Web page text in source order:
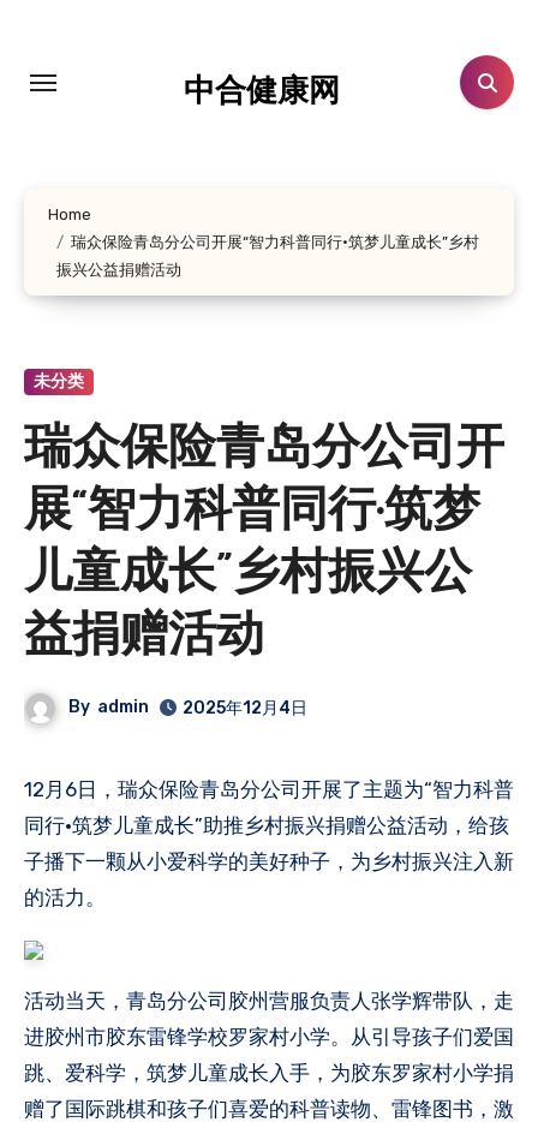
中合健康网
Home
瑞众保险青岛分公司开展“智力科普同行·筑梦儿童成长”乡村
振兴公益捐赠活动
未分类
瑞众保险青岛分公司开
展“智力科普同行·筑梦
儿童成长”乡村振兴公
益捐赠活动
By admin 2025年12月4日
12月6日，瑞众保险青岛分公司开展了主题为“智力科普
同行·筑梦儿童成长”助推乡村振兴捐赠公益活动，给孩
子播下一颗从小爱科学的美好种子，为乡村振兴注入新
的活力。
活动当天，青岛分公司胶州营服负责人张学辉带队，走
进胶州市胶东雷锋学校罗家村小学。从引导孩子们爱国
跳、爱科学，筑梦儿童成长入手，为胶东罗家村小学捐
赠了国际跳棋和孩子们喜爱的科普读物、雷锋图书，激